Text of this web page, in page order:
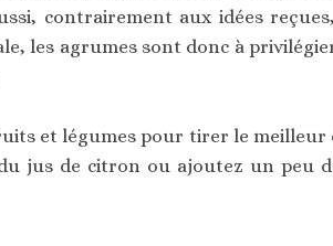
contrairement aux idées
les agrumes sont donc à
et légumes pour tirer le meilleur
jus de citron ou ajoutez un peu